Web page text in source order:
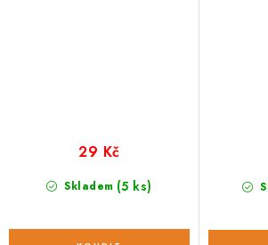
Skladem (5 ks)
29 Kč